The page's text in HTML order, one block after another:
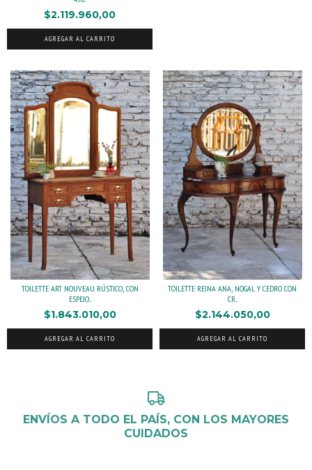
$2.119.960,00
AGREGAR AL CARRITO
TOILETTE ART NOUVEAU RÚSTICO, CON
ESPEJO...
$1.843.010,00
TOILETTE REINA ANA, NOGAL Y CEDRO CON
CR...
$2.144.050,00
AGREGAR AL CARRITO
ENVÍOS A TODO EL PAÍS, CON LOS MAYORES
CUIDADOS